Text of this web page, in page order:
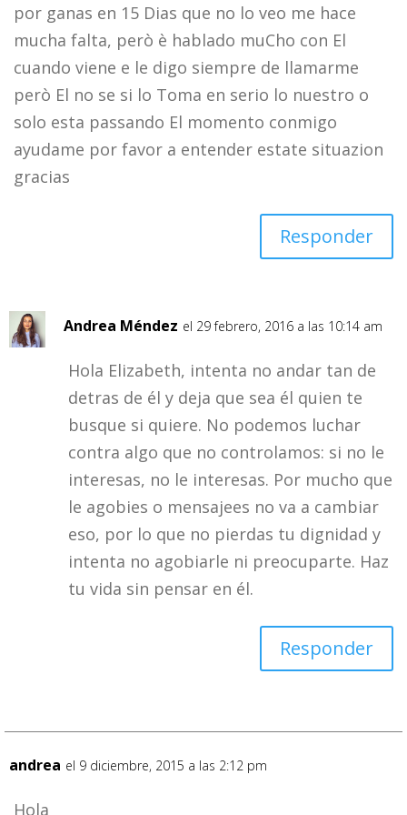
por ganas en 15 Dias que no lo veo me hace
mucha falta, però è hablado muCho con El
cuando viene e le digo siempre de llamarme
però El no se si lo Toma en serio lo nuestro o
solo esta passando El momento conmigo
ayudame por favor a entender estate situazion
gracias
Responder
Andrea Méndez el 29 febrero, 2016 a las 10:14 am
Hola Elizabeth, intenta no andar tan de
detras de él y deja que sea él quien te
busque si quiere. No podemos luchar
contra algo que no controlamos: si no le
interesas, no le interesas. Por mucho que
le agobies o mensajees no va a cambiar
eso, por lo que no pierdas tu dignidad y
intenta no agobiarle ni preocuparte. Haz
tu vida sin pensar en él.
Responder
andrea el 9 diciembre, 2015 a las 2:12 pm
Hola